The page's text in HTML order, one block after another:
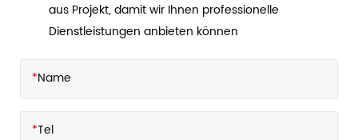
aus Projekt, damit wir Ihnen professionelle
Dienstleistungen anbieten können
*Name
*Tel